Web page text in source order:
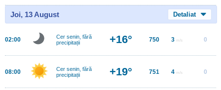
Joi, 13 August Detaliat
02:00
Cer senin, fără
precipitații
+16° 750 3 m/s 0
08:00
Cer senin, fără
precipitații
+19° 751 4 m/s 0